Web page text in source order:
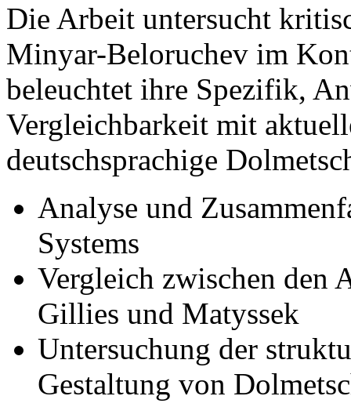
Die Arbeit untersucht
Minyar-Beloruchev im
beleuchtet ihre Spezifik,
Vergleichbarkeit mit
deutschsprachige
Analyse und
Systems
Vergleich zwischen den
Gillies und Matyssek
Untersuchung der
Gestaltung von